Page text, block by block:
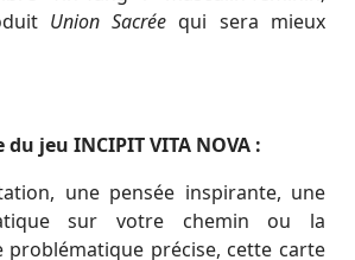
Union Sacrée qui sera mieux
du jeu INCIPIT VITA NOVA :
une pensée inspirante, une
sur votre chemin ou la
problématique précise, cette carte